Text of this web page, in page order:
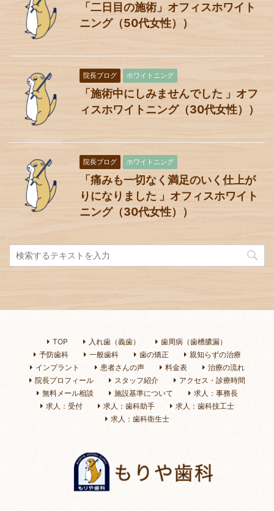
「二日目の施術」オフィスホワイト
ニング（50代女性））
院長ブログ ホワイトニング
「施術中にしみませんでした 」オフ
ィスホワイトニング（30代女性））
院長ブログ ホワイトニング
「痛みも一切なく満足のいく仕上が
りになりました 」オフィスホワイト
ニング（30代女性））
TOP 入れ歯（義歯）
歯周病（歯槽膿漏）
予防歯科
一般歯科 歯の矯正
親知らずの治療
インプラント
患者さんの声 料金表
治療の流れ
院長プロフィール
スタッフ紹介
アクセス・診療時間
無料メール相談
施設基準について
求人：事務長
求人：受付
求人：歯科助手
求人：歯科技工士
求人：歯科衛生士